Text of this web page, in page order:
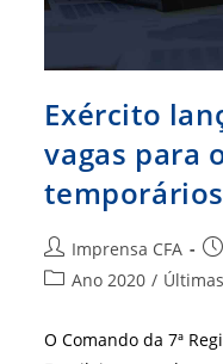
Exército
vagas para
temporários
Autor
do
Imprensa CFA
Categoria
post:
Ano 2020 /
O Comando da 7ª